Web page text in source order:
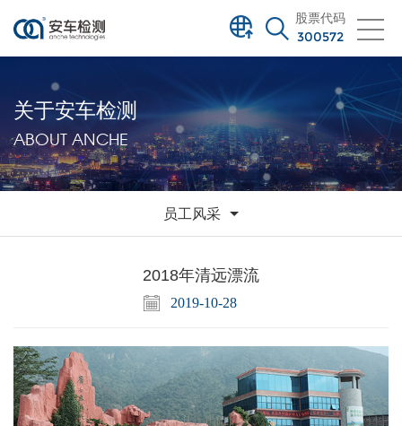
股票代码
300572
关于安车检测
ABOUT ANCHE
员工风采
2018年清远漂流
2019-10-28